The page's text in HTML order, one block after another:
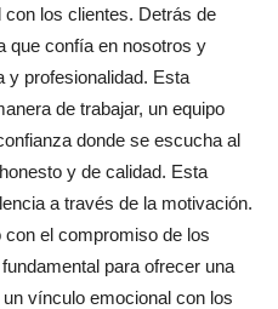
los clientes. Detrás de
que confía en nosotros y
y profesionalidad. Esta
de trabajar, un equipo
donde se escucha al
y de calidad. Esta
a través de la motivación.
el compromiso de los
para ofrecer una
vínculo emocional con los